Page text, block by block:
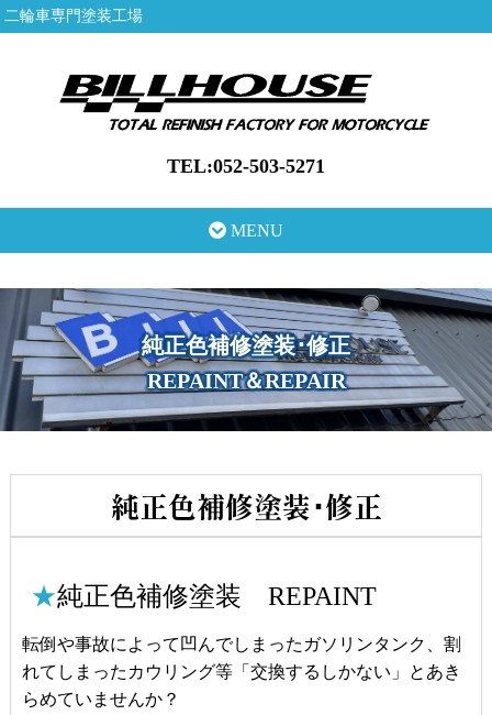
二輪車専門塗装工場
TEL:052-503-5271
MENU
純正色補修塗装･修正
REPAINT＆REPAIR
純正色補修塗装･修正
★純正色補修塗装 REPAINT
転倒や事故によって凹んでしまったガソリンタンク、割
れてしまったカウリング等「交換するしかない」とあき
らめていませんか？